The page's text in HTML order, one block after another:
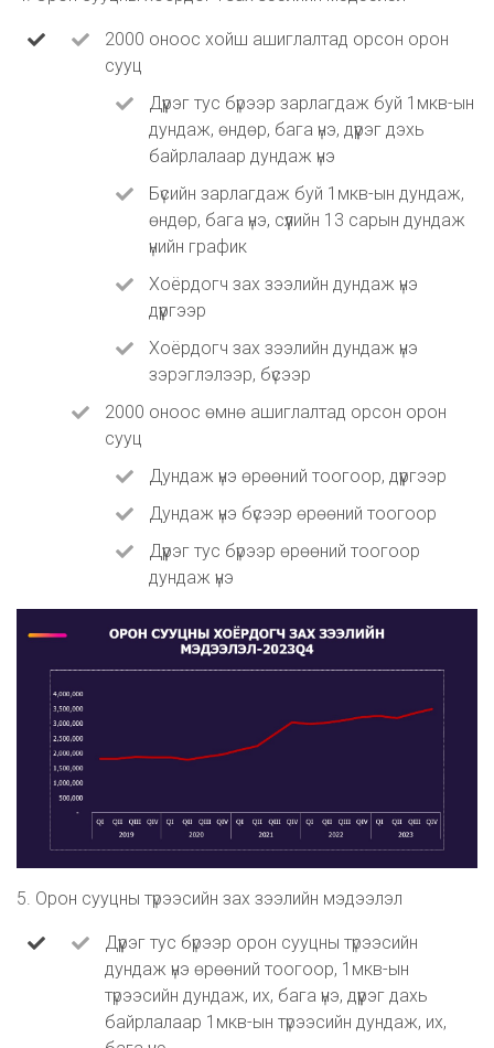
2000 оноос хойш ашиглалтад орсон орон
сууц
Дүүрэг тус бүрээр зарлагдаж буй 1мкв-ын
дундаж, өндөр, бага үнэ, дүүрэг дэхь
байрлалаар дундаж үнэ
Бүсийн зарлагдаж буй 1мкв-ын дундаж,
өндөр, бага үнэ, сүүлийн 13 сарын дундаж
үнийн график
Хоёрдогч зах зээлийн дундаж үнэ
дүүргээр
Хоёрдогч зах зээлийн дундаж үнэ
зэрэглэлээр, бүсээр
2000 оноос өмнө ашиглалтад орсон орон
сууц
Дундаж үнэ өрөөний тоогоор, дүүргээр
Дундаж үнэ бүсээр өрөөний тоогоор
Дүүрэг тус бүрээр өрөөний тоогоор
дундаж үнэ
5. Орон сууцны түрээсийн зах зээлийн мэдээлэл
Дүүрэг тус бүрээр орон сууцны түрээсийн
дундаж үнэ өрөөний тоогоор, 1мкв-ын
түрээсийн дундаж, их, бага үнэ, дүүрэг дахь
байрлалаар 1мкв-ын түрээсийн дундаж, их,